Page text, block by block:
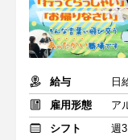
給与
雇用形態
ア
シフト
週